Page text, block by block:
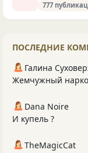
777
ПОСЛЕДНИЕ
Галина
Жемчужный
Dana Noire
И купель ?
TheMagicCat